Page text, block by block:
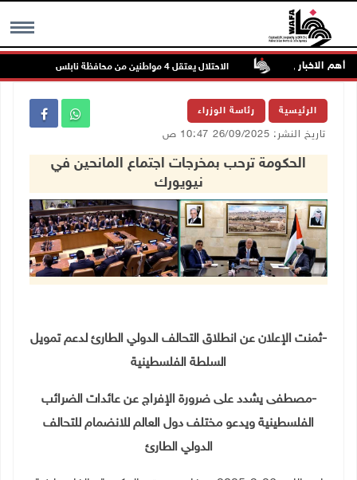
MENU أهم الاخبار
وبيت أمين الاحتلال يعتقل 4 مواطنين من محافظة نابلس
الرئيسية رئاسة الوزراء
تاريخ النشر: 26/09/2025 10:47 ص
الحكومة ترحب بمخرجات اجتماع المانحين في
نيويورك
-ثمنت الإعلان عن انطلاق التحالف الدولي الطارئ لدعم تمويل
السلطة الفلسطينية
-مصطفى يشدد على ضرورة الإفراج عن عائدات الضرائب
الفلسطينية ويدعو مختلف دول العالم للانضمام للتحالف
الدولي الطارئ